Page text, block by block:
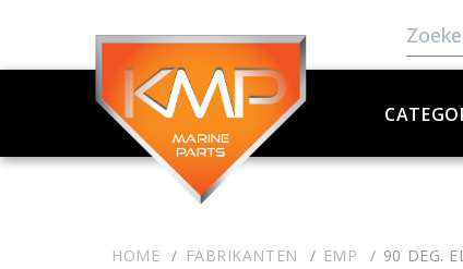
HOME FABRIKANTEN EMP 90 DEG.